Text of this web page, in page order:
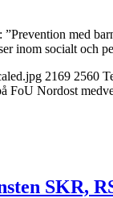
med
inom socialt och
2169 2560
FoU Nordost
SKR,